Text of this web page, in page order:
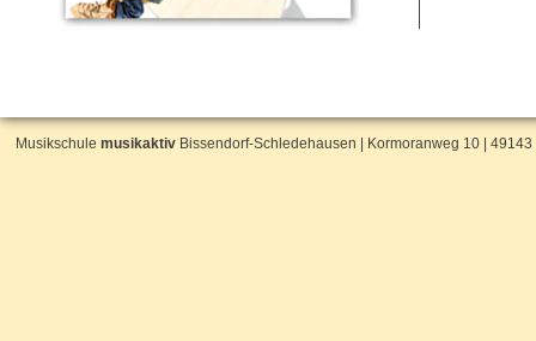
Musikschule musikaktiv Bissendorf-Schledehausen | Kormoranweg 10 |